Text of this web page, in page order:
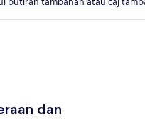
dan